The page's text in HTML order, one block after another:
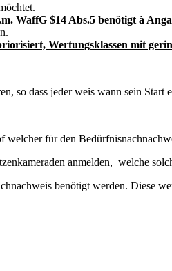
WaffG $14 Abs.5 benötigt à
Wertungsklassen mit
so dass jeder weis wann sein Start
für den
anmelden, welche
benötigt werden. Diese